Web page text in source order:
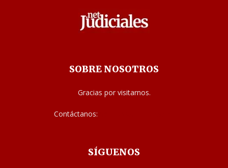
SOBRE NOSOTROS
Gracias por visitarnos.
Contáctanos:
SÍGUENOS